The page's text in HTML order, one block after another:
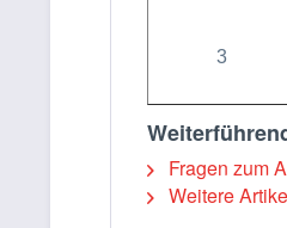
3
Fragen zum
Weitere